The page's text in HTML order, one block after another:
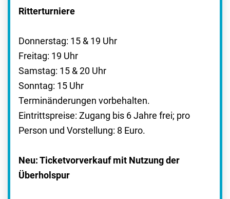
Ritterturniere
Donnerstag: 15 & 19 Uhr
Freitag: 19 Uhr
Samstag: 15 & 20 Uhr
Sonntag: 15 Uhr
Terminänderungen vorbehalten.
Eintrittspreise: Zugang bis 6 Jahre frei; pro
Person und Vorstellung: 8 Euro.
Neu: Ticketvorverkauf mit Nutzung der
Überholspur